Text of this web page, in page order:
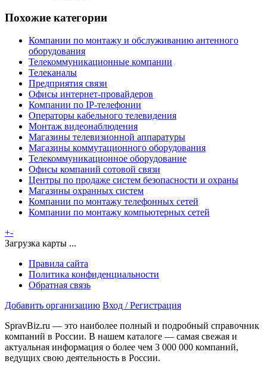
Похожие категории
Компании по монтажу и обслуживанию антенного
оборудования
Телекоммуникационные компании
Телеканалы
Предприятия связи
Офисы интернет-провайдеров
Компании по IP-телефонии
Операторы кабельного телевидения
Монтаж видеонаблюдения
Магазины телевизионной аппаратуры
Магазины коммутационного оборудования
Телекоммуникационное оборудование
Офисы компаний сотовой связи
Центры по продаже систем безопасности и охраны
Магазины охранных систем
Компании по монтажу телефонных сетей
Компании по монтажу компьютерных сетей
+-
Загрузка карты ...
Правила сайта
Политика конфиденциальности
Обратная связь
Добавить организацию Вход / Регистрация
SpravBiz.ru — это наиболее полный и подробный справочник
компаний в России. В нашем каталоге — самая свежая и
актуальная информация о более чем 3 000 000 компаний,
ведущих свою деятельность в России.